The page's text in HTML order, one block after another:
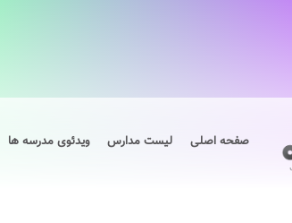
صفحه اصلی لیست مدارس ویدئوی مدرسه ها